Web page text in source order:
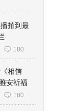
拍到最
180
相信
安祈福
180